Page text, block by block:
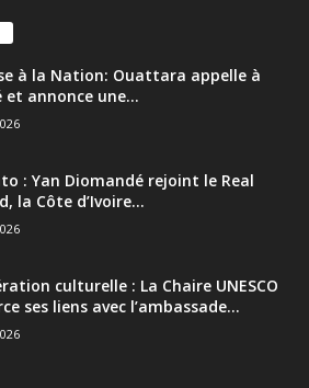
à la Nation: Ouattara appelle à
et annonce une...
: Yan Diomandé rejoint le Real
la Côte d’Ivoire...
culturelle : La Chaire UNESCO
ses liens avec l’ambassade...